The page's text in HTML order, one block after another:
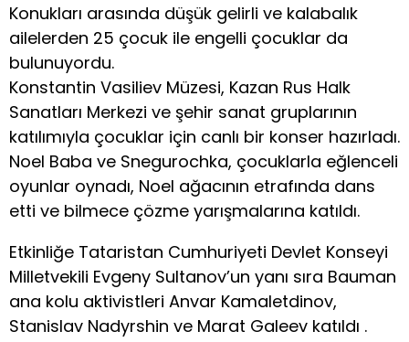
Konukları arasında düşük gelirli ve kalabalık
ailelerden 25 çocuk ile engelli çocuklar da
bulunuyordu.
Konstantin Vasiliev Müzesi, Kazan Rus Halk
Sanatları Merkezi ve şehir sanat gruplarının
katılımıyla çocuklar için canlı bir konser hazırladı.
Noel Baba ve Snegurochka, çocuklarla eğlenceli
oyunlar oynadı, Noel ağacının etrafında dans
etti ve bilmece çözme yarışmalarına katıldı.
Etkinliğe Tataristan Cumhuriyeti Devlet Konseyi
Milletvekili Evgeny Sultanov’un yanı sıra Bauman
ana kolu aktivistleri Anvar Kamaletdinov,
Stanislav Nadyrshin ve Marat Galeev katıldı .